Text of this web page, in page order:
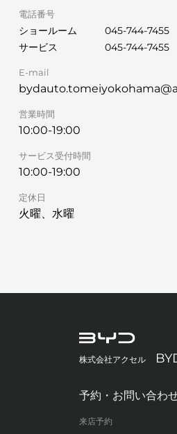
電話番号
ショールーム
045-744-7455
サービス
045-744-7455
E-mail
営業時間
10:00-19:00
サービス受付時間
10:00-19:00
定休日
火曜、水曜
株式会社アクセル
予約・お問い合わ
来店予約